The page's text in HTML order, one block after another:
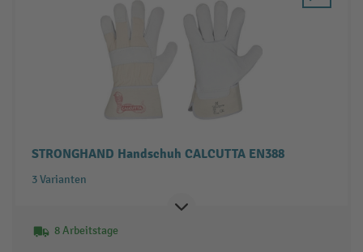
STRONGHAND Handschuh CALCUTTA EN388
3 Varianten
8 Arbeitstage